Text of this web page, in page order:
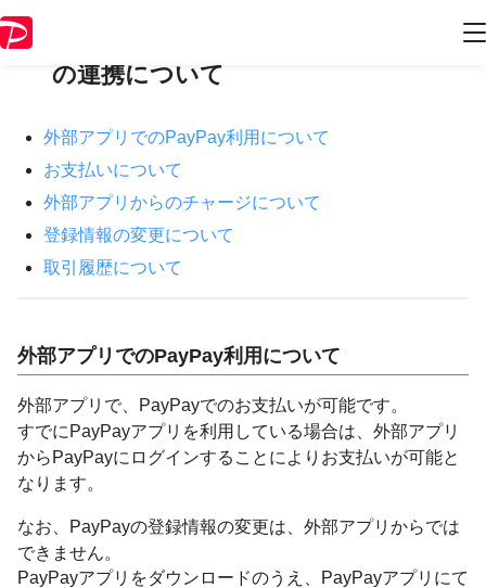
の連携について
外部アプリでのPayPay利用について
お支払いについて
外部アプリからのチャージについて
登録情報の変更について
取引履歴について
外部アプリでのPayPay利用について
外部アプリで、PayPayでのお支払いが可能です。
すでにPayPayアプリを利用している場合は、外部アプリ
からPayPayにログインすることによりお支払いが可能と
なります。
なお、PayPayの登録情報の変更は、外部アプリからでは
できません。
PayPayアプリをダウンロードのうえ、PayPayアプリにて